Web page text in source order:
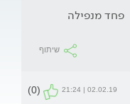
פחד מנפילה
שיתוף
02.02.19 | 21:24
(0)